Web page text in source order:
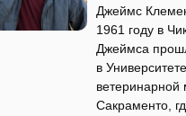
Джеймс
1961 году в
Джеймса
в
Сакраменто,